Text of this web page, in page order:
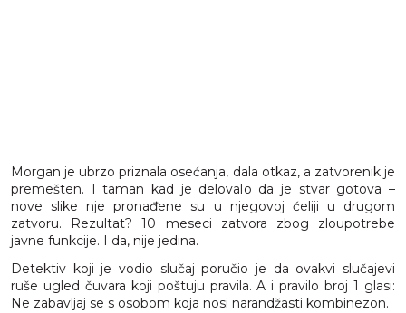
Morgan je ubrzo priznala osećanja, dala otkaz, a zatvorenik je
premešten. I taman kad je delovalo da je stvar gotova –
nove slike nje pronađene su u njegovoj ćeliji u drugom
zatvoru. Rezultat? 10 meseci zatvora zbog zloupotrebe
javne funkcije. I da, nije jedina.
Detektiv koji je vodio slučaj poručio je da ovakvi slučajevi
ruše ugled čuvara koji poštuju pravila. A i pravilo broj 1 glasi:
Ne zabavljaj se s osobom koja nosi narandžasti kombinezon.